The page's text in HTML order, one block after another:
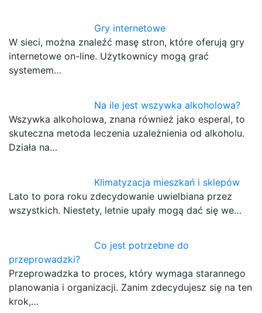
Gry internetowe
W sieci, można znaleźć masę stron, które oferują gry
internetowe on-line. Użytkownicy mogą grać
systemem…
Na ile jest wszywka alkoholowa?
Wszywka alkoholowa, znana również jako esperal, to
skuteczna metoda leczenia uzależnienia od alkoholu.
Działa na…
Klimatyzacja mieszkań i sklepów
Lato to pora roku zdecydowanie uwielbiana przez
wszystkich. Niestety, letnie upały mogą dać się we…
Co jest potrzebne do
przeprowadzki?
Przeprowadzka to proces, który wymaga starannego
planowania i organizacji. Zanim zdecydujesz się na ten
krok,…